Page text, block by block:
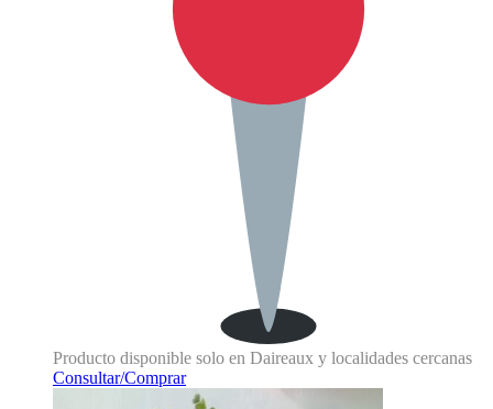
Producto disponible solo en Daireaux y localidades cercanas
Consultar/Comprar